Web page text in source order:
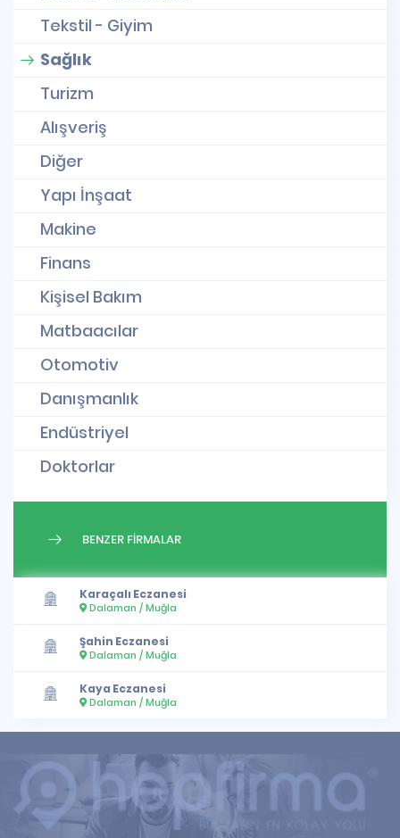
Tekstil - Giyim
Sağlık
Turizm
Alışveriş
Diğer
Yapı İnşaat
Makine
Finans
Kişisel Bakım
Matbaacılar
Otomotiv
Danışmanlık
Endüstriyel
Doktorlar
BENZER FİRMALAR
Karaçalı Eczanesi
Dalaman / Muğla
Şahin Eczanesi
Dalaman / Muğla
Kaya Eczanesi
Dalaman / Muğla